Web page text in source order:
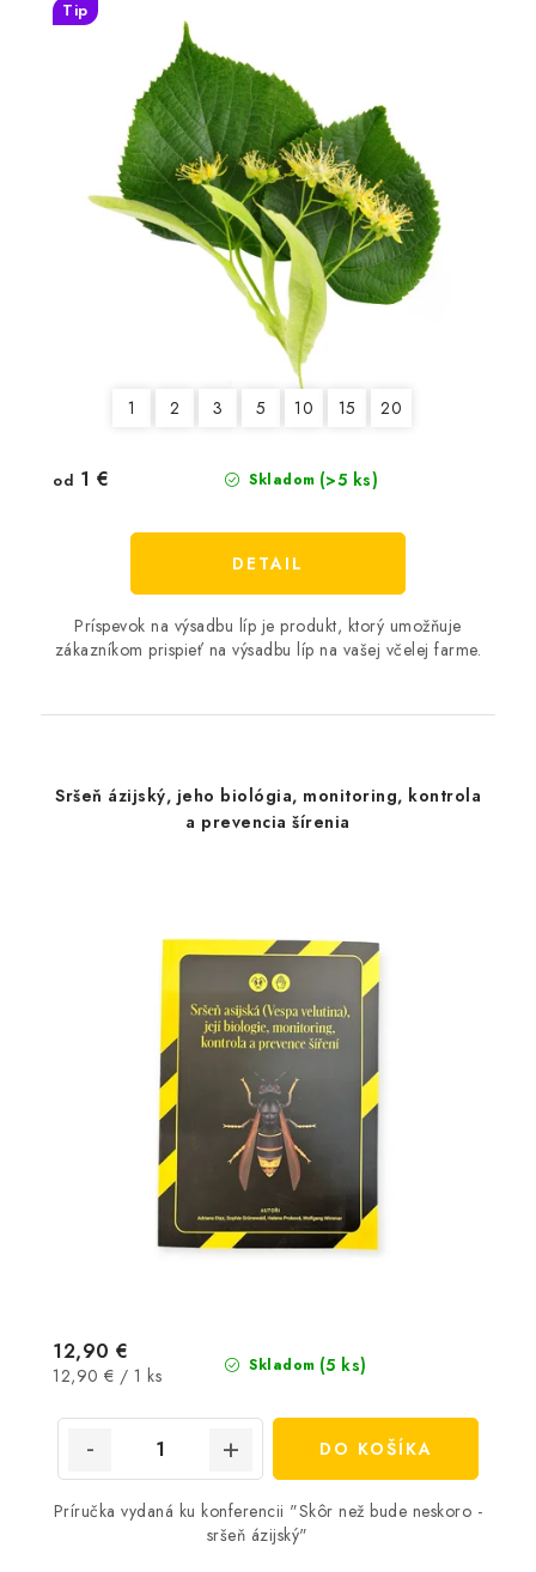
Tip
1 2 3 5 10 15 20
Skladom (>5 ks)
od 1 €
DETAIL
Príspevok na výsadbu líp je produkt, ktorý umožňuje
zákazníkom prispieť na výsadbu líp na vašej včelej farme.
Sršeň ázijský, jeho biológia, monitoring, kontrola
a prevencia šírenia
Skladom (5 ks)
12,90 €
Jednotková
12,90 € / 1 ks
DO KOŠÍKA
Príručka vydaná ku konferencii "Skôr než bude neskoro -
sršeň ázijský"